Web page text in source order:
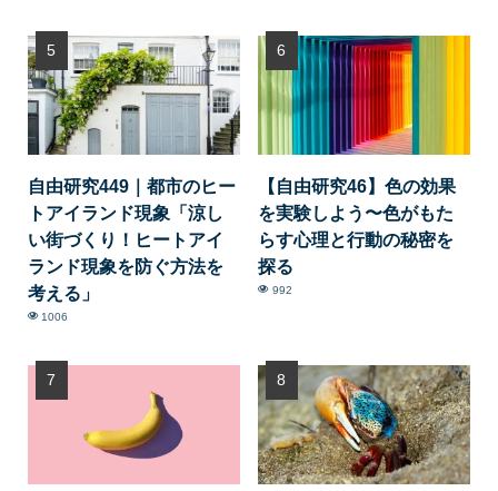
自由研究449｜都市のヒー
トアイランド現象「涼し
い街づくり！ヒートアイ
ランド現象を防ぐ方法を
考える」
1006
【自由研究46】色の効果
を実験しよう〜色がもた
らす心理と行動の秘密を
探る
992